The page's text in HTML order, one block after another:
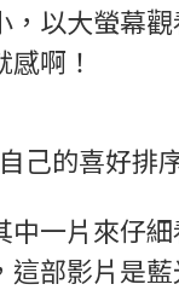
以大螢幕觀
啊！
己的喜好排
一片來仔
這部影片是